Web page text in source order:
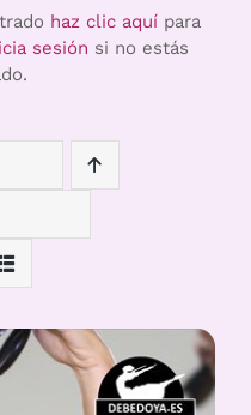
haz clic aquípara
sesión si no estás